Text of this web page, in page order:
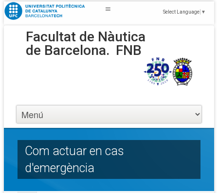
Select Language ▼
Facultat de Nàutica
de Barcelona. FNB
Com actuar en cas
d'emergència